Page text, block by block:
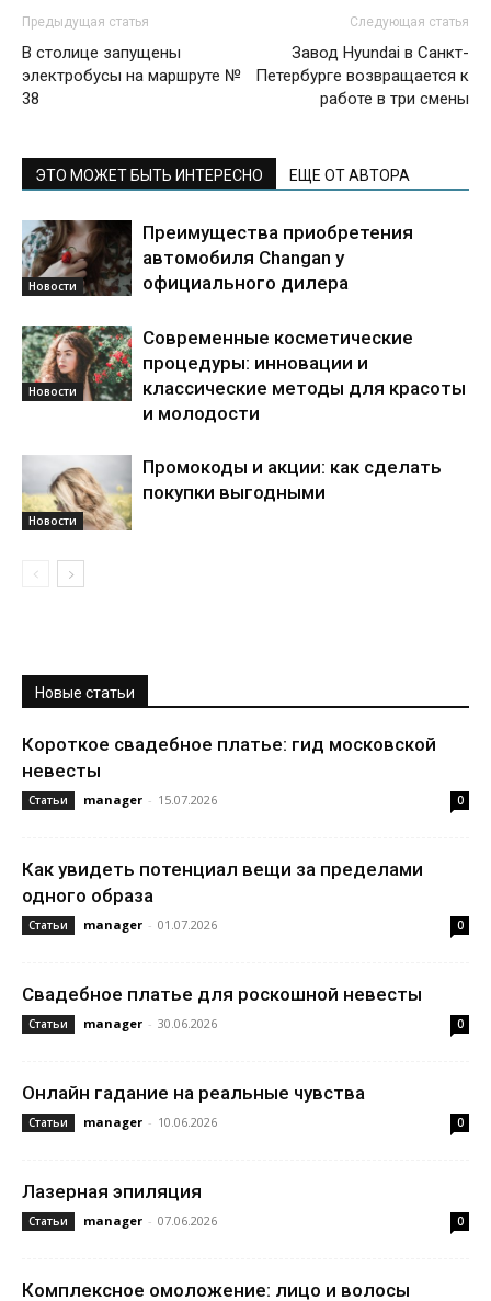
Предыдущая статья
В столице запущены
электробусы на маршруте №
38
Следующая статья
Завод Hyundai в Санкт-
Петербурге возвращается к
работе в три смены
ЭТО МОЖЕТ БЫТЬ ИНТЕРЕСНО ЕЩЕ ОТ АВТОРА
Новости
Преимущества приобретения
автомобиля Changan у
официального дилера
Новости
Современные косметические
процедуры: инновации и
классические методы для красоты
и молодости
Новости
Промокоды и акции: как сделать
покупки выгодными
Новые статьи
Короткое свадебное платье: гид московской
невесты
Статьи manager - 15.07.2026 0
Как увидеть потенциал вещи за пределами
одного образа
Статьи manager - 01.07.2026 0
Свадебное платье для роскошной невесты
Статьи manager - 30.06.2026 0
Онлайн гадание на реальные чувства
Статьи manager - 10.06.2026 0
Лазерная эпиляция
Статьи manager - 07.06.2026 0
Комплексное омоложение: лицо и волосы